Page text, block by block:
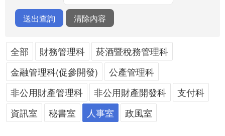
全部 財務管理科
菸酒暨稅務管理科
金融管理科(促參開發)
公產管理科
非公用財產管理科
非公用財產開發科
支付科
資訊室
秘書室 人事室 政風室